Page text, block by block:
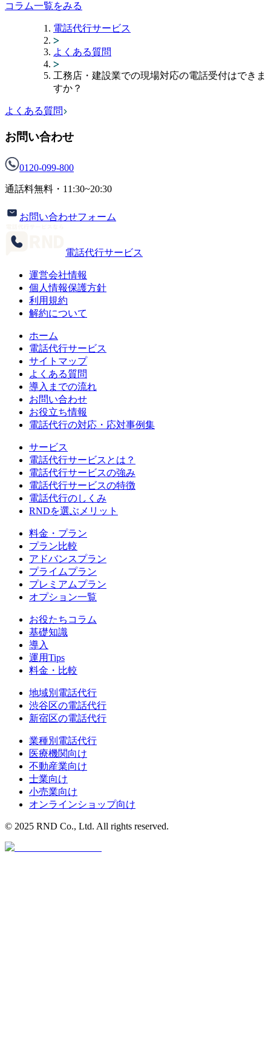
コラム一覧をみる
電話代行サービス
よくある質問
工務店・建設業での現場対応の電話受付はできま
すか？
よくある質問
お問い合わせ
0120-099-800
通話料無料・ 11:30~20:30
お問い合わせフォーム
電話代行サービス
運営会社情報
個人情報保護方針
利用規約
解約について
ホーム
電話代行サービス
サイトマップ
よくある質問
導入までの流れ
お問い合わせ
お役立ち情報
電話代行の対応・応対事例集
サービス
電話代行サービスとは？
電話代行サービスの強み
電話代行サービスの特徴
電話代行のしくみ
RNDを選ぶメリット
料金・プラン
プラン比較
アドバンスプラン
プライムプラン
プレミアムプラン
オプション一覧
お役たちコラム
基礎知識
導入
運用Tips
料金・比較
地域別電話代行
渋谷区の電話代行
新宿区の電話代行
業種別電話代行
医療機関向け
不動産業向け
士業向け
小売業向け
オンラインショップ向け
© 2025 RND Co., Ltd. All rights reserved.